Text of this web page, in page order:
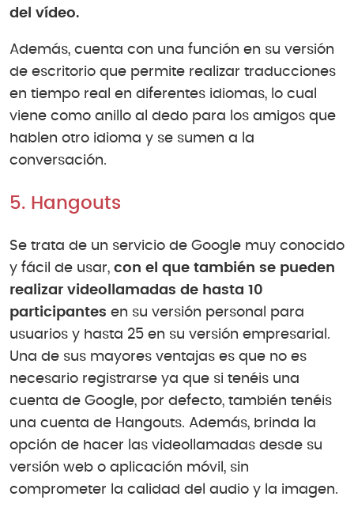
del vídeo.
Además, cuenta con una función en su versión
de escritorio que permite realizar traducciones
en tiempo real en diferentes idiomas, lo cual
viene como anillo al dedo para los amigos que
hablen otro idioma y se sumen a la
conversación.
5. Hangouts
Se trata de un servicio de Google muy conocido
y fácil de usar, con el que también se pueden
realizar videollamadas de hasta 10
participantes en su versión personal para
usuarios y hasta 25 en su versión empresarial.
Una de sus mayores ventajas es que no es
necesario registrarse ya que si tenéis una
cuenta de Google, por defecto, también tenéis
una cuenta de Hangouts. Además, brinda la
opción de hacer las videollamadas desde su
versión web o aplicación móvil, sin
comprometer la calidad del audio y la imagen.